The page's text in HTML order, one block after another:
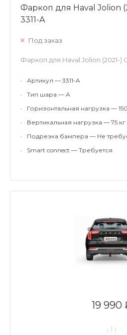
Фаркоп для Haval Jolion
3311-A
Под заказ
Фаркоп для Haval Jolion (2021-)
•
Артикул — 3311-A
•
Тип шара — A
•
Горизонтальная нагрузка —
•
Вертикальная нагрузка — 75 кг
•
Подрезка бампера — Не
•
Smart connect — Требуется
19 990